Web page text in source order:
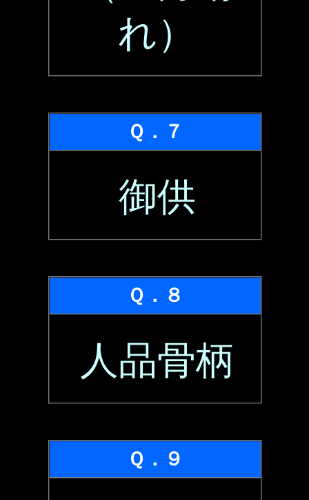
れ）
Ｑ．７
御供
Ｑ．８
人品骨柄
Ｑ．９